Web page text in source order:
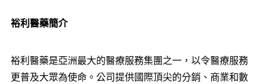
裕利醫藥簡介
裕利醫藥是亞洲最大的醫療服務集團之一，以令醫療服務
更普及大眾為使命。公司提供國際頂尖的分銷、商業和數